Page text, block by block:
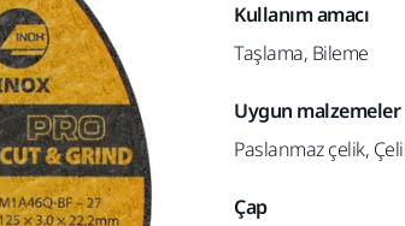
Kullanım amacı
Taşlama, Bileme
Uygun malzemeler
Paslanmaz çelik,
Çap